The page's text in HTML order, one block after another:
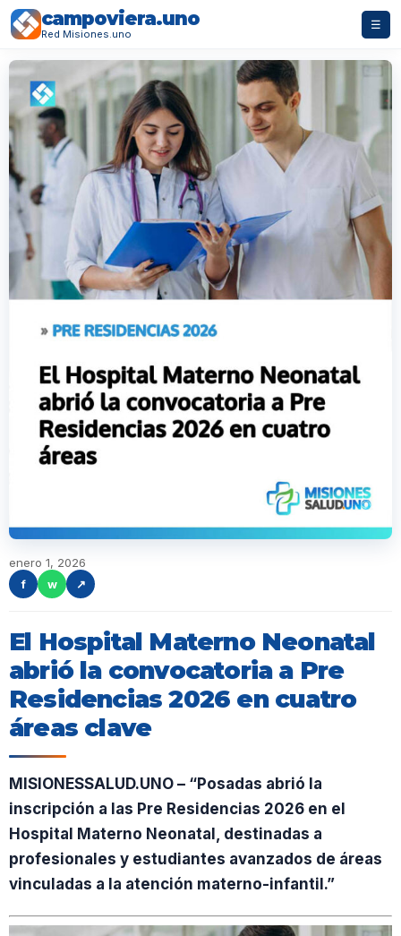
campoviera.uno
Red Misiones.uno
☰
enero 1, 2026
f
w ↗
El Hospital Materno Neonatal
abrió la convocatoria a Pre
Residencias 2026 en cuatro
áreas clave
MISIONESSALUD.UNO – “Posadas abrió la
inscripción a las Pre Residencias 2026 en el
Hospital Materno Neonatal, destinadas a
profesionales y estudiantes avanzados de áreas
vinculadas a la atención materno-infantil.”